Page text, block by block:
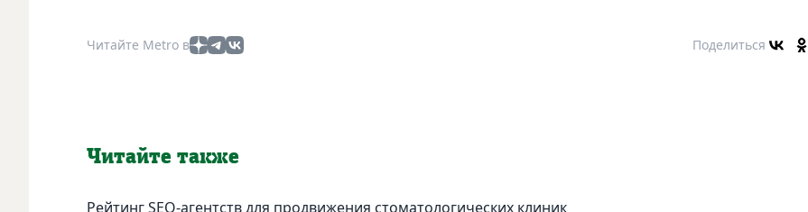
Читайте Metro в Поделиться
Читайте также
Рейтинг SEO-агентств для продвижения стоматологических клиник